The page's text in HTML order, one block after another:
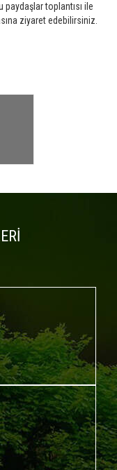
paydaşlar toplantısı ile
ziyaret edebilirsiniz.